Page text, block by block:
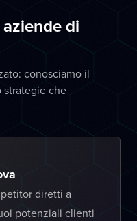
di
conosciamo il
strategie che
diretti a
potenziali clienti